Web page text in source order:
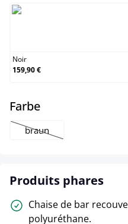
Noir
159,90 €
Farbeselect
braun
(Cette option n'est pas
Produits phares
Chaise de bar
polyuréthane.